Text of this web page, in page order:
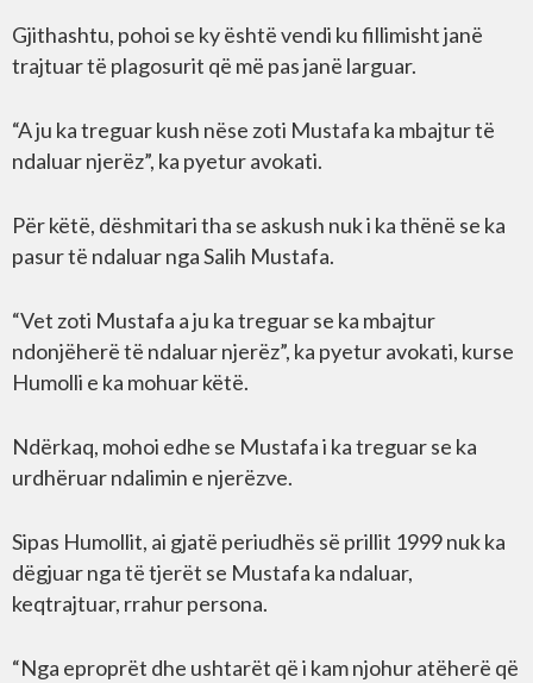
Gjithashtu, pohoi se ky është vendi ku fillimisht janë
trajtuar të plagosurit që më pas janë larguar.
“A ju ka treguar kush nëse zoti Mustafa ka mbajtur të
ndaluar njerëz”, ka pyetur avokati.
Për këtë, dëshmitari tha se askush nuk i ka thënë se ka
pasur të ndaluar nga Salih Mustafa.
“Vet zoti Mustafa a ju ka treguar se ka mbajtur
ndonjëherë të ndaluar njerëz”, ka pyetur avokati, kurse
Humolli e ka mohuar këtë.
Ndërkaq, mohoi edhe se Mustafa i ka treguar se ka
urdhëruar ndalimin e njerëzve.
Sipas Humollit, ai gjatë periudhës së prillit 1999 nuk ka
dëgjuar nga të tjerët se Mustafa ka ndaluar,
keqtrajtuar, rrahur persona.
“Nga eproprët dhe ushtarët që i kam njohur atëherë që